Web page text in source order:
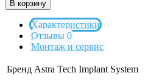
В корзину
Характеристики
Отзывы 0
Монтаж и сервис
Бренд Astra Tech Implant System